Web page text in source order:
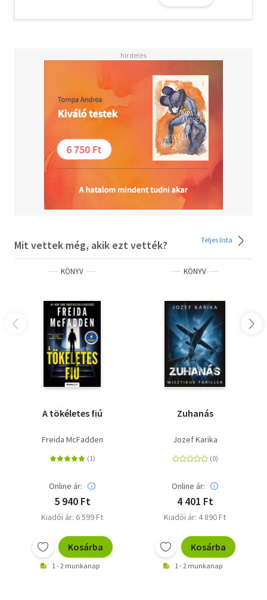
Mit vettek még, akik ezt vették? Teljes lista
KÖNYV
A tökéletes fiú
Freida McFadden
Online ár:
5 940 Ft
Kiadói ár: 6 599 Ft
Kosárba
1 - 2 munkanap
KÖNYV
Zuhanás
Jozef Karika
Online ár:
4 401 Ft
Kiadói ár: 4 890 Ft
Kosárba
1 - 2 munkanap